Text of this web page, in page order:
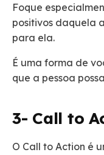
Foque
positivos daquela
para ela.
É uma forma de
que a pessoa
3- Call to
O Call to Action é